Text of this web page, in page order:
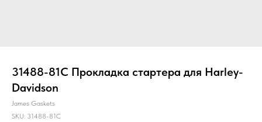
31488-81C Прокладка стартера для Harley-
Davidson
James Gaskets
SKU: 31488-81C